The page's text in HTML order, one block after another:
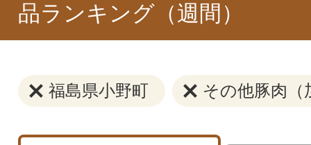
品ランキング（週間）
福島県小野町 その他豚肉（